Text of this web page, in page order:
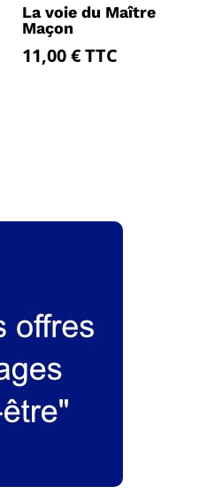
La voie du Maître
Maçon
11,00€TTC